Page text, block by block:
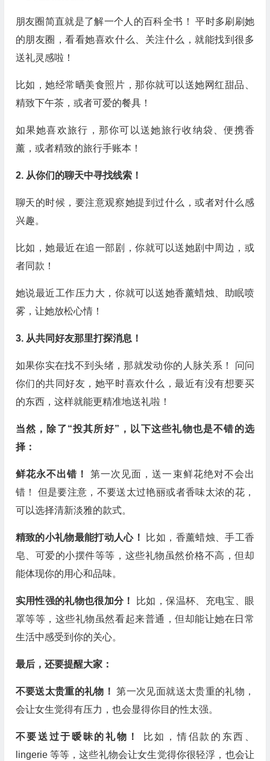
朋友圈简直就是了解一个人的百科全书！ 平时多刷刷她
的朋友圈，看看她喜欢什么、关注什么，就能找到很多
送礼灵感啦！
比如，她经常晒美食照片，那你就可以送她网红甜品、
精致下午茶，或者可爱的餐具！
如果她喜欢旅行，那你可以送她旅行收纳袋、便携香
薰，或者精致的旅行手账本！
2. 从你们的聊天中寻找线索！
聊天的时候，要注意观察她提到过什么，或者对什么感
兴趣。
比如，她最近在追一部剧，你就可以送她剧中周边，或
者同款！
她说最近工作压力大，你就可以送她香薰蜡烛、助眠喷
雾，让她放松心情！
3. 从共同好友那里打探消息！
如果你实在找不到头绪，那就发动你的人脉关系！ 问问
你们的共同好友，她平时喜欢什么，最近有没有想要买
的东西，这样就能更精准地送礼啦！
当然，除了“投其所好”，以下这些礼物也是不错的选
择：
鲜花永不出错！第一次见面，送一束鲜花绝对不会出
错！ 但是要注意，不要送太过艳丽或者香味太浓的花，
可以选择清新淡雅的款式。
精致的小礼物最能打动人心！ 比如，香薰蜡烛、手工香
皂、可爱的小摆件等等，这些礼物虽然价格不高，但却
能体现你的用心和品味。
实用性强的礼物也很加分！
比如，保温杯、充电宝、眼
罩等等，这些礼物虽然看起来普通，但却能让她在日常
生活中感受到你的关心。
最后，还要提醒大家：
不要送太贵重的礼物！第一次见面就送太贵重的礼物，
会让女生觉得有压力，也会显得你目的性太强。
不要送过于暧昧的礼物！
比如，情侣款的东西、
lingerie 等等，这些礼物会让女生觉得你很轻浮，也会让